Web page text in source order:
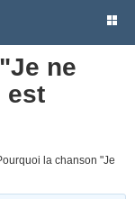
ne
est
la chanson "Je